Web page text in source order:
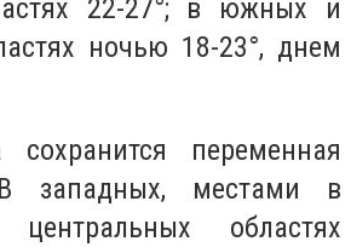
22-27°; в южных и
ночью 18-23°, днем
сохранится переменная
В западных, местами в
областях